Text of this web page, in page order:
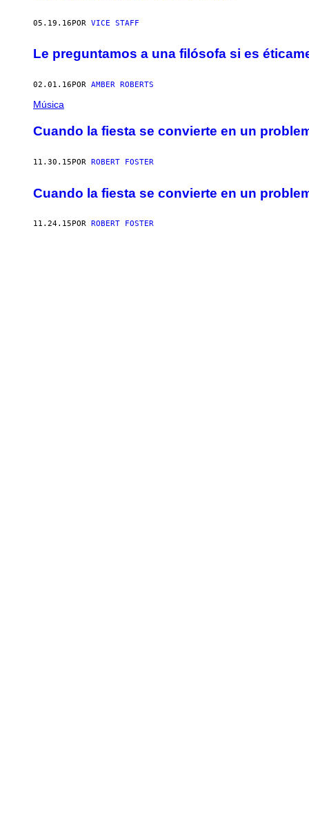
05.19.16POR VICE STAFF
Le preguntamos a una filósofa si es
02.01.16 POR AMBER ROBERTS
Música
Cuando la fiesta se convierte en un
11.30.15POR ROBERT FOSTER
Cuando la fiesta se convierte en un
11.24.15 POR ROBERT FOSTER